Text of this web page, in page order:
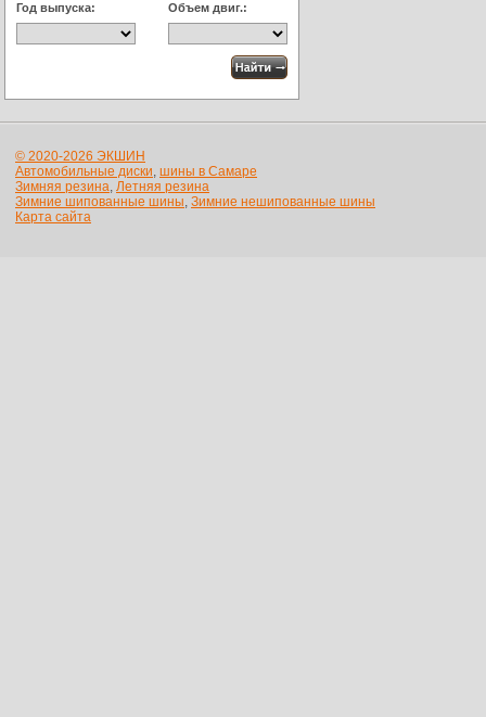
Год выпуска: Объем двиг.:
© 2020-2026 ЭКШИН
Автомобильные диски, шины в Самаре
Зимняя резина, Летняя резина
Зимние шипованные шины, Зимние нешипованные шины
Карта сайта